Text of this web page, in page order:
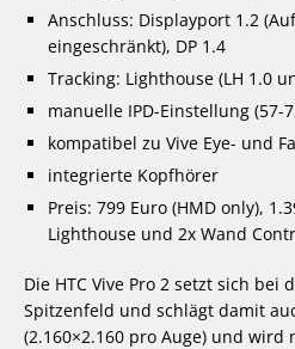
Anschluss: Displayport 1.2
eingeschränkt), DP 1.4
Tracking: Lighthouse (LH 1.0
manuelle IPD-Einstellung (57-
kompatibel zu Vive Eye- und
integrierte Kopfhörer
Preis: 799 Euro (HMD only),
Lighthouse und 2x Wand
Die HTC Vive Pro 2 setzt sich bei
Spitzenfeld und schlägt damit
(2.160×2.160 pro Auge) und wird